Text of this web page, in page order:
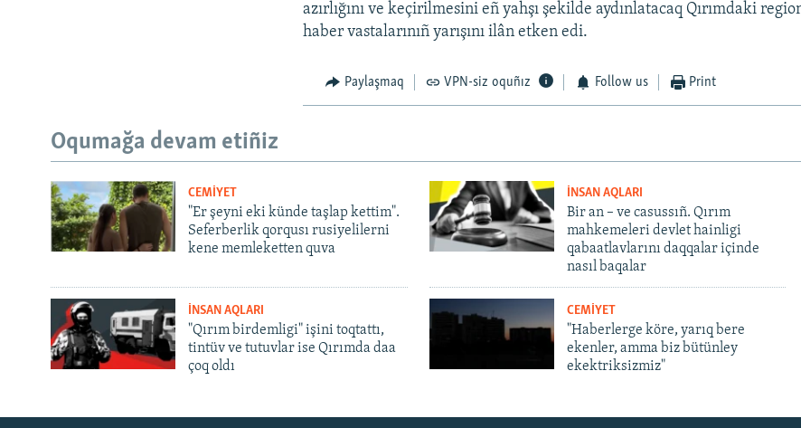
Русский
azırlığını ve keçirilmesini eñ yahşı şekilde aydınlatacaq Qırımdaki
haber vastalarınıñ yarışını ilân etken edi.
Paylaşmaq VPN-siz oquñız Follow us Print
Oqumağa devam etiñiz
CEMİYET
"Er şeyni eki künde taşlap kettim".
Seferberlik qorqusı rusiyelilerni
kene memleketten quva
İNSAN AQLARI
Bir an – ve casussıñ. Qırım
mahkemeleri devlet hainligi
qabaatlavlarını daqqalar içinde
nasıl baqalar
İNSAN AQLARI
"Qırım birdemligi" işini toqtattı,
tintüv ve tutuvlar ise Qırımda daa
çoq oldı
CEMİYET
"Haberlerge köre, yarıq bere
ekenler, amma biz bütünley
ekektriksizmiz"